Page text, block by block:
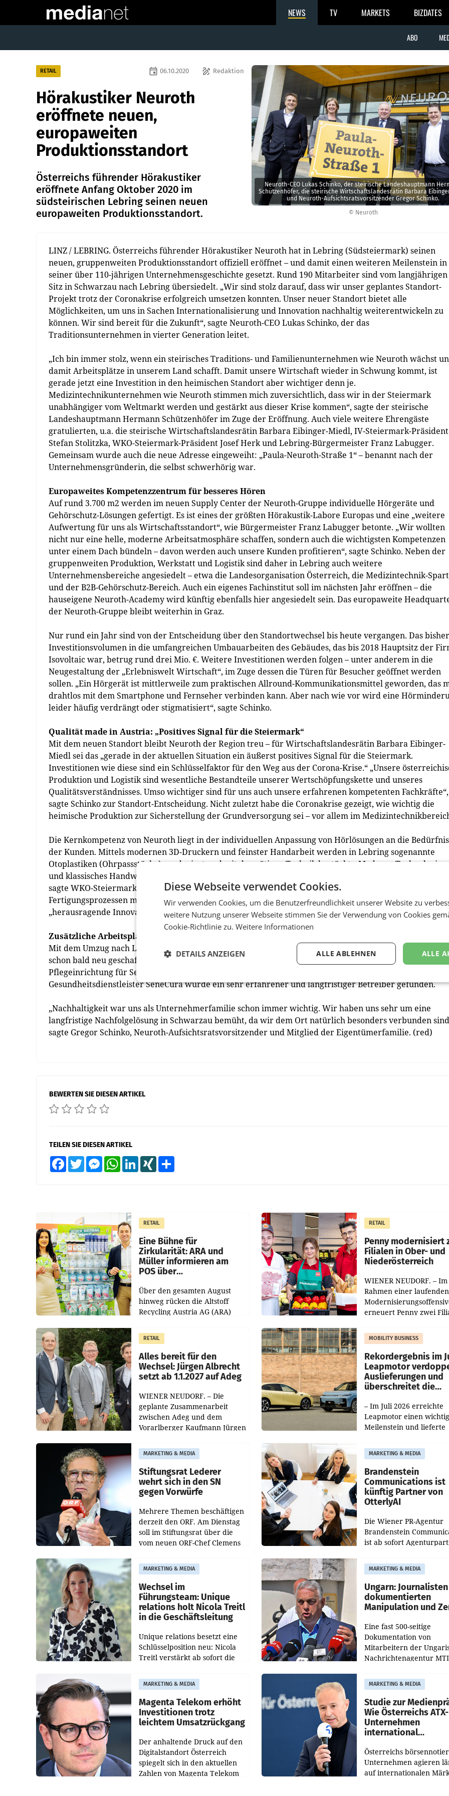
NEWS TV MARKETS BIZDATES
ABO
© Neuroth
Neuroth-CEO Lukas Schinko, der steirische Landeshauptmann
Schützenhöfer, die steirische Wirtschaftslandesrätin Barbara
und Neuroth-Aufsichtsratsvorsitzender Gregor Schinko.
RETAIL draw Redaktion
event 06.10.2020
Hörakustiker Neuroth
eröffnete neuen,
europaweiten
Produktionsstandort
Österreichs führender Hörakustiker
eröffnete Anfang Oktober 2020 im
südsteirischen Lebring seinen neuen
europaweiten Produktionsstandort.
LINZ / LEBRING. Österreichs führender Hörakustiker Neuroth hat in Lebring (Südsteiermark) seinen
neuen, gruppenweiten Produktionsstandort offiziell eröffnet – und damit einen weiteren Meilenstein in
seiner über 110-jährigen Unternehmensgeschichte gesetzt. Rund 190 Mitarbeiter sind vom langjährigen
Sitz in Schwarzau nach Lebring übersiedelt. „Wir sind stolz darauf, dass wir unser geplantes Standort-
Projekt trotz der Coronakrise erfolgreich umsetzen konnten. Unser neuer Standort bietet alle
Möglichkeiten, um uns in Sachen Internationalisierung und Innovation nachhaltig weiterentwickeln zu
können. Wir sind bereit für die Zukunft“, sagte Neuroth-CEO Lukas Schinko, der das
Traditionsunternehmen in vierter Generation leitet.
„Ich bin immer stolz, wenn ein steirisches Traditions- und Familienunternehmen wie Neuroth wächst
damit Arbeitsplätze in unserem Land schafft. Damit unsere Wirtschaft wieder in Schwung kommt, ist
gerade jetzt eine Investition in den heimischen Standort aber wichtiger denn je.
Medizintechnikunternehmen wie Neuroth stimmen mich zuversichtlich, dass wir in der Steiermark
unabhängiger vom Weltmarkt werden und gestärkt aus dieser Krise kommen“, sagte der steirische
Landeshauptmann Hermann Schützenhöfer im Zuge der Eröffnung. Auch viele weitere Ehrengäste
gratulierten, u.a. die steirische Wirtschaftslandesrätin Barbara Eibinger-Miedl, IV-Steiermark-Präsident
Stefan Stolitzka, WKO-Steiermark-Präsident Josef Herk und Lebring-Bürgermeister Franz Labugger.
Gemeinsam wurde auch die neue Adresse eingeweiht: „Paula-Neuroth-Straße 1“ – benannt nach der
Unternehmensgründerin, die selbst schwerhörig war.
Europaweites Kompetenzzentrum für besseres Hören
Auf rund 3.700 m2 werden im neuen Supply Center der Neuroth-Gruppe individuelle Hörgeräte und
Gehörschutz-Lösungen gefertigt. Es ist eines der größten Hörakustik-Labore Europas und eine „weitere
Aufwertung für uns als Wirtschaftsstandort“, wie Bürgermeister Franz Labugger betonte. „Wir wollten
nicht nur eine helle, moderne Arbeitsatmosphäre schaffen, sondern auch die wichtigsten Kompetenzen
unter einem Dach bündeln – davon werden auch unsere Kunden profitieren“, sagte Schinko. Neben der
gruppenweiten Produktion, Werkstatt und Logistik sind daher in Lebring auch weitere
Unternehmensbereiche angesiedelt – etwa die Landesorganisation Österreich, die Medizintechnik-
und der B2B-Gehörschutz-Bereich. Auch ein eigenes Fachinstitut soll im nächsten Jahr eröffnen – die
hauseigene Neuroth-Academy wird künftig ebenfalls hier angesiedelt sein. Das europaweite
der Neuroth-Gruppe bleibt weiterhin in Graz.
Nur rund ein Jahr sind von der Entscheidung über den Standortwechsel bis heute vergangen. Das
Investitionsvolumen in die umfangreichen Umbauarbeiten des Gebäudes, das bis 2018 Hauptsitz der
Isovoltaic war, betrug rund drei Mio. €. Weitere Investitionen werden folgen – unter anderem in die
Neugestaltung der „Erlebniswelt Wirtschaft“, im Zuge dessen die Türen für Besucher geöffnet werden
sollen. „Ein Hörgerät ist mittlerweile zum praktischen Allround-Kommunikationsmittel geworden, das
drahtlos mit dem Smartphone und Fernseher verbinden kann. Aber nach wie vor wird eine
leider häufig verdrängt oder stigmatisiert“, sagte Schinko.
Qualität made in Austria: „Positives Signal für die Steiermark“
Mit dem neuen Standort bleibt Neuroth der Region treu – für Wirtschaftslandesrätin Barbara Eibinger-
Miedl sei das „gerade in der aktuellen Situation ein äußerst positives Signal für die Steiermark.
Investitionen wie diese sind ein Schlüsselfaktor für den Weg aus der Corona-Krise.“ „Unsere
Produktion und Logistik sind wesentliche Bestandteile unserer Wertschöpfungskette und unseres
Qualitätsverständnisses. Umso wichtiger sind für uns auch unsere erfahrenen kompetenten Fachkräfte“,
sagte Schinko zur Standort-Entscheidung. Nicht zuletzt habe die Coronakrise gezeigt, wie wichtig die
heimische Produktion zur Sicherstellung der Grundversorgung sei – vor allem im
Die Kernkompetenz von Neuroth liegt in der individuellen Anpassung von Hörlösungen an die
der Kunden. Mittels modernen 3D-Druckern und feinster Handarbeit werden in Lebring sogenannte
Otoplastiken (Ohrpassstücke) produziert und mit der nötigen Technik bestückt. „Moderne Technologien
und klassisches Handwerk sind kein Widerspruch, das zeigt der neue Produktionsstandort eindrucksvoll“,
sagte WKO-Steiermark-Präsident Josef Herk im Zuge des Rundgangs durch das Gebäude. Von den
Fertigungsprozessen machte sich auch IV-Steiermark-Präsident Stefan Stolitzka ein Bild und strich die
„herausragende Innovationskraft“ hervor.
Zusätzliche Arbeitsplätze für die Region
Mit dem Umzug nach Lebring bleiben wichtige Arbeitsplätze im Bezirk Leibnitz erhalten; weitere sollen
schon bald neu geschaffen werden. Denn am bisherigen Standort in Schwarzau entsteht eine
Pflegeinrichtung für Senioren, wie nun fixiert wurde. Mit dem bekannten österreichischen Pflege- und
Gesundheitsdienstleister SeneCura wurde ein sehr erfahrener und langfristiger Betreiber gefunden.
„Nachhaltigkeit war uns als Unternehmerfamilie schon immer wichtig. Wir haben uns sehr um eine
langfristige Nachfolgelösung in Schwarzau bemüht, da wir dem Ort natürlich besonders verbunden sind
sagte Gregor Schinko, Neuroth-Aufsichtsratsvorsitzender und Mitglied der Eigentümerfamilie. (red)
BEWERTEN SIE DIESEN ARTIKEL
TEILEN SIE DIESEN ARTIKEL
FacebookTwitter MessengerWhatsAppLinkedInXING
RETAIL
Eine Bühne für
Zirkularität: ARA und
Müller informieren am
POS über
Über den gesamten August
hinweg rücken die Altstoff
Recycling Austria AG (ARA)
Müller die Initiative „Kreislauf-
Helden“ in allen
österreichischen Müller-Filialen
RETAIL
Penny modernisiert
Filialen in Ober- und
Niederösterreich
WIENER NEUDORF. – Im
Rahmen einer laufenden
erneuert Penny zwei
Die beiden Standorte
Haag sowie im rund
RETAIL
Alles bereit für den
Wechsel: Jürgen Albrecht
setzt ab 1.1.2027 auf Adeg
WIENER NEUDORF. – Die
geplante Zusammenarbeit
zwischen Adeg und dem
Vorarlberger Kaufmann Jürgen
freigegeben: Die
Bundeswettbewerbsbehörde
und der Bundeskartellanwalt
MOBILITY BUSINESS
Rekordergebnis im
Leapmotor
Auslieferungen und
überschreitet die
– Im Juli 2026 erreichte
Leapmotor einen
Meilenstein und lieferte
aus, womit sich das
gegenüber Juli 2025
verdoppelte (+102
MARKETING & MEDIA
Stiftungsrat Lederer
wehrt sich in den SN
gegen Vorwürfe
Mehrere Themen beschäftigen
derzeit den ORF. Am Dienstag
soll im Stiftungsrat über die
vom neuen ORF-Chef Clemens
Besetzungen für die
Direktionen abgestimmt
werden.
MARKETING & MEDIA
Brandenstein
Communications ist
künftig Partner von
OtterlyAI
Die Wiener PR-Agentur
Brandenstein
ist ab sofort
Optimierungsplattform
OtterlyAI. Damit baut die
Agentur ihr
MARKETING & MEDIA
Wechsel im
Führungsteam: Unique
relations holt Nicola Treitl
in die Geschäftsleitung
Unique relations besetzt eine
Schlüsselposition neu: Nicola
Treitl verstärkt ab sofort die
PR-Agentur an der Seite von
Josef Kalina und Anna Kalina-
Mahr.
MARKETING & MEDIA
Ungarn: Journalisten
dokumentierten
Manipulation und
Eine fast 500-seitige
Dokumentation von
Mitarbeitern der
Nachrichtenagentur
Manipulation und Zensur
der Agentur während
MARKETING & MEDIA
Magenta Telekom erhöht
Investitionen trotz
leichtem Umsatzrückgang
Der anhaltende Druck auf den
Digitalstandort Österreich
spiegelt sich in den aktuellen
Zahlen von Magenta Telekom
MARKETING & MEDIA
Studie zur
Wie Österreichs ATX-
Unternehmen
international
Österreichs
Unternehmen agieren
auf internationalen
Diese Webseite verwendet Cookies.
Wir verwenden Cookies, um die Benutzerfreundlichkeit unserer Website zu
weitere Nutzung unserer Webseite stimmen Sie der Verwendung von Cookies
Cookie-Richtlinie zu. Weitere Informationen
ALLE
ALLE ABLEHNEN
DETAILS ANZEIGEN